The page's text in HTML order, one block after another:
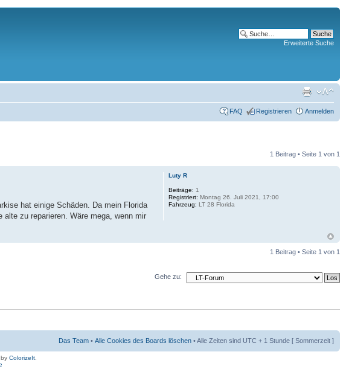
Erweiterte Suche
FAQ Registrieren Anmelden
1 Beitrag • Seite 1 von 1
hat einige Schäden. Da mein Florida
zu reparieren. Wäre mega, wenn mir
Luty R
Beiträge: 1
Registriert: Montag 26. Juli 2021, 17:00
Fahrzeug: LT 28 Florida
1 Beitrag • Seite 1 von 1
Gehe zu:
Das Team • Alle Cookies des Boards löschen • Alle Zeiten sind UTC + 1 Stunde [ Sommerzeit ]
ColorizeIt.